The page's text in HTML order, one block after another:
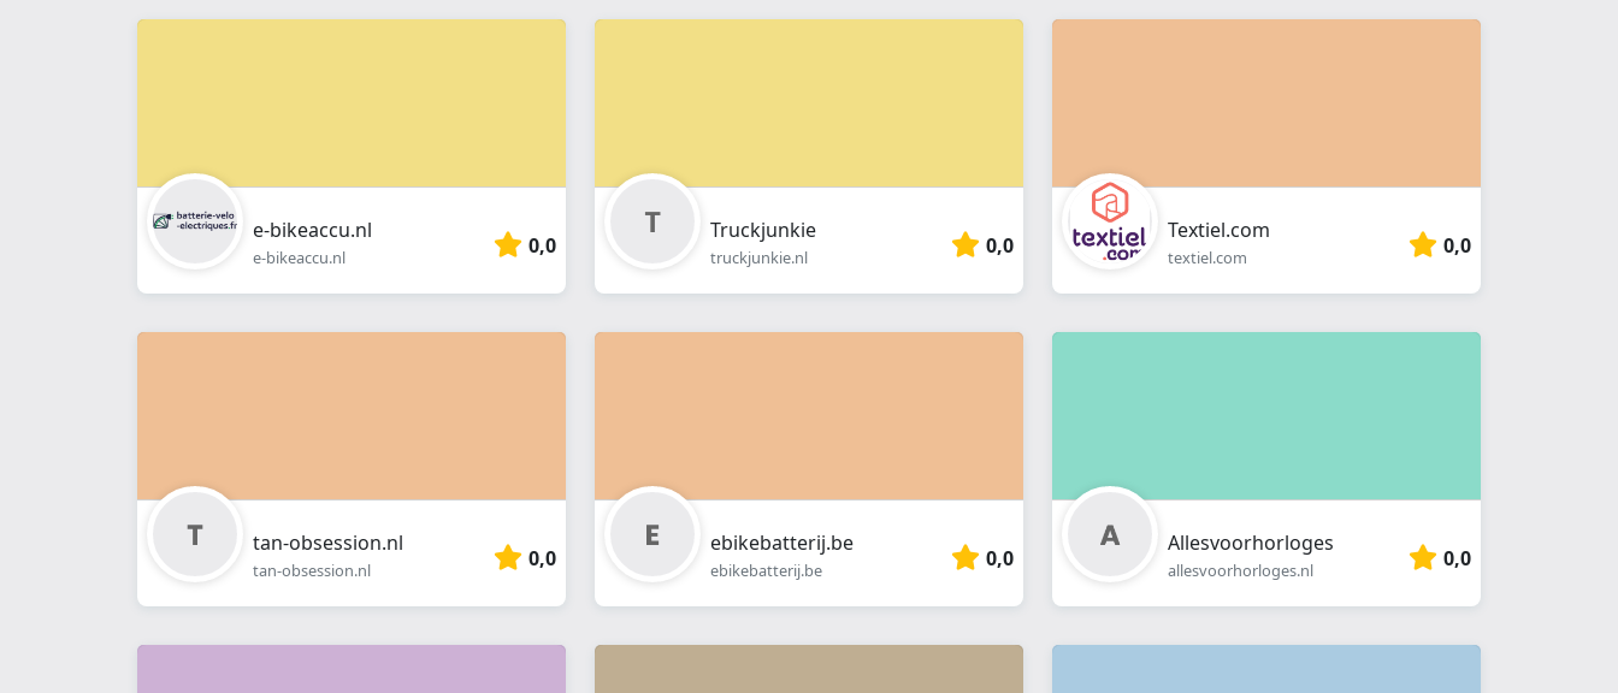
e-bikeaccu.nl
e-bikeaccu.nl 0,0
Truckjunkie
truckjunkie.nl 0,0
Textiel.com
textiel.com 0,0
tan-obsession.nl
tan-obsession.nl 0,0
ebikebatterij.be
ebikebatterij.be 0,0
Allesvoorhorloges
allesvoorhorloges.nl 0,0